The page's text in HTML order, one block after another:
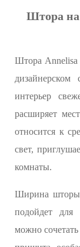
Штора на
Штора
интерьер
расширяет
относится к
свет,
комнаты.
Ширина
подойдет для
можно